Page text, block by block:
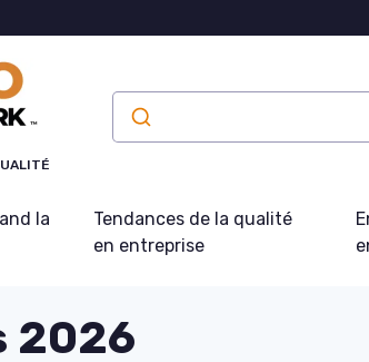
la
Tendances de la qualité
en entreprise
2026
cookies